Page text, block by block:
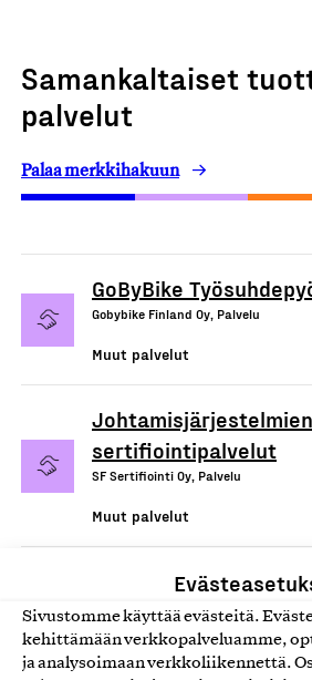
Sivustomme käyttää evästeitä.
kehittämään verkkopalveluamme,
ja analysoimaan verkkoliikennettä.
Samankaltaiset
palvelut
Palaa merkkihakuun
GoByBike
Gobybike Finland Oy, Palvelu
Muut palvelut
Johtamisjärjestelmien
sertifiointipalvelut
SF Sertifiointi Oy, Palvelu
Muut palvelut
SmartWear®-
Clewor Oy, Palvelu
Muut palvelut